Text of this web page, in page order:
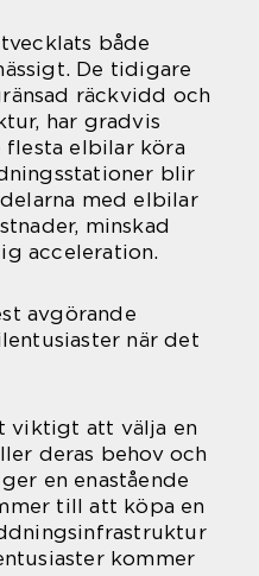
både
De tidigare
räckvidd och
har gradvis
elbilar köra
blir
med elbilar
minskad
acceleration.
avgörande
när det
viktigt att välja en
deras behov och
en enastående
till att köpa en
kommer